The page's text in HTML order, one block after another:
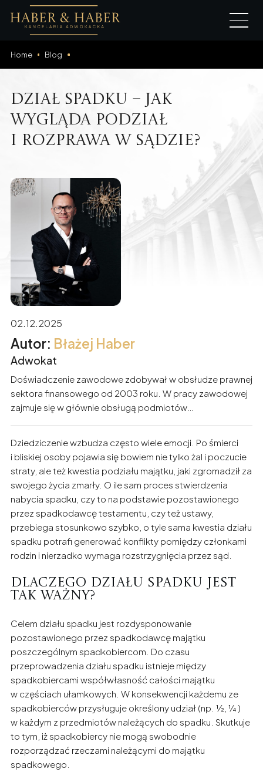
Home Blog
Dział spadku – jak
wygląda podział
i rozprawa w sądzie?
02.12.2025
Błażej Haber
Adwokat
Doświadczenie zawodowe zdobywał w obsłudze prawnej
sektora finansowego od 2003 roku. W pracy zawodowej
zajmuje się w głównie obsługą podmiotów
gospodarczego, prawa cywilnego, procedurze
windykacyjnej należności oraz prawa bankowego. Udział
w wielu procesach zbudował duże doświadczenie
i umiejętności w zakresie ochrony interesów swoich
klientów. Od lat zajmuje się również obsługą klientów
indywidualnych w zakresie prawa rodzinnego.
Dziedziczenie wzbudza często wiele emocji. Po śmierci
i bliskiej osoby pojawia się bowiem nie tylko żal i poczucie
straty, ale też kwestia podziału majątku, jaki zgromadził za
swojego życia zmarły. O ile sam proces stwierdzenia
nabycia spadku, czy to na podstawie pozostawionego
przez spadkodawcę testamentu, czy też ustawy,
przebiega stosunkowo szybko, o tyle sama kwestia działu
spadku potrafi generować konflikty pomiędzy członkami
rodzin i nierzadko wymaga rozstrzygnięcia przez sąd.
Dlaczego działu spadku jest
tak ważny?
Celem działu spadku jest rozdysponowanie
pozostawionego przez spadkodawcę majątku
poszczególnym spadkobiercom. Do czasu
przeprowadzenia działu spadku istnieje między
spadkobiercami współwłasność całości majątku
w częściach ułamkowych. W konsekwencji każdemu ze
spadkobierców przysługuje określony udział (np. ½, ¼ )
w każdym z przedmiotów należących do spadku. Skutkuje
to tym, iż spadkobiercy nie mogą swobodnie
rozporządzać rzeczami należącymi do majątku
spadkowego.